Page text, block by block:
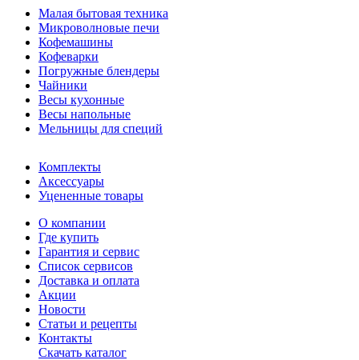
Малая бытовая техника
Микроволновые печи
Кофемашины
Кофеварки
Погружные блендеры
Чайники
Весы кухонные
Весы напольные
Мельницы для специй
Комплекты
Аксессуары
Уцененные товары
О компании
Где купить
Гарантия и сервис
Список сервисов
Доставка и оплата
Акции
Новости
Статьи и рецепты
Контакты
Скачать каталог